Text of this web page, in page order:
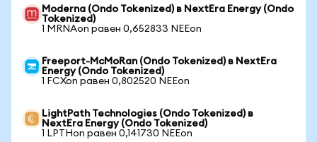
Moderna (Ondo Tokenized) в NextEra Energy (Ondo
Tokenized)
1 MRNAon равен 0,652833 NEEon
Freeport-McMoRan (Ondo Tokenized) в NextEra
Energy (Ondo Tokenized)
1 FCXon равен 0,802520 NEEon
LightPath Technologies (Ondo Tokenized) в
NextEra Energy (Ondo Tokenized)
1 LPTHon равен 0,141730 NEEon